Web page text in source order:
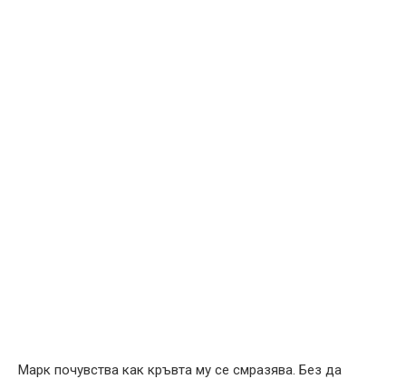
Марк почувства как кръвта му се смразява. Без да